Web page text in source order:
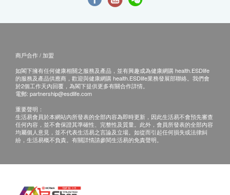
商戶合作 / 加盟
如閣下擁有任何健康相關之服務及產品，並有興趣成為健康網購 health.ESDlife
的服務及產品供應商，歡迎與健康網購 health.ESDlife業務發展部聯絡。我們會
於2個工作天內回覆，為閣下提供更多有關合作詳情。
電郵: partnership@esdlife.com
重要聲明：
生活易會員於本網站內所發表的全部內容為即時更新，因此生活易不會預先審查
任何內容，並不會保證其準確性、完整性及質量。此外，會員所發表的全部內容
均屬個人意見，並不代表生活易之言論及立場。如從而引起任何損失或法律糾
紛，生活易概不負責。有關詳情請參閱生活易的免責聲明。